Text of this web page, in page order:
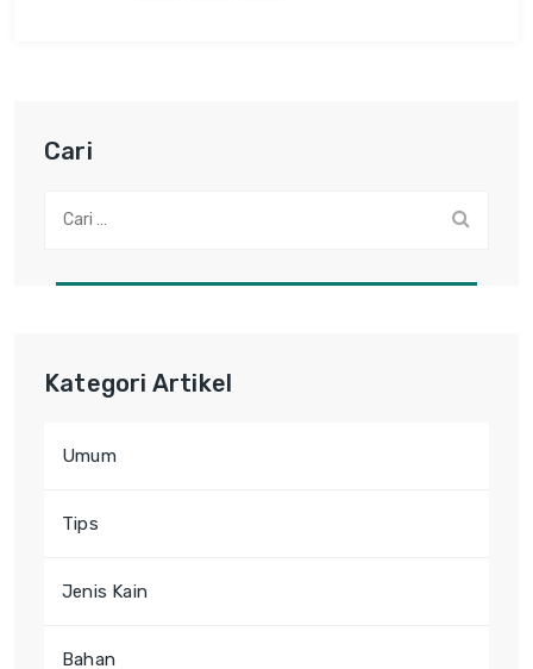
Cari
Kategori Artikel
Umum
Tips
Jenis Kain
Bahan